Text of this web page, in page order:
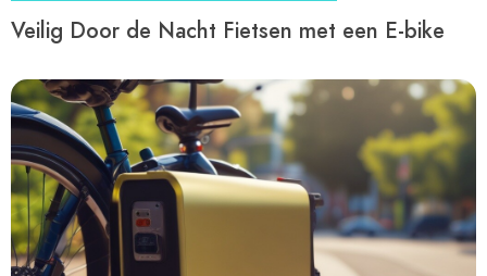
Veilig Door de Nacht Fietsen met een E-bike